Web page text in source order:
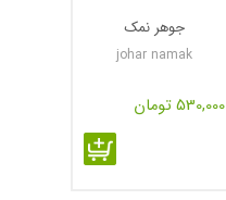
جوهر نمک
johar namak
530,000 تومان